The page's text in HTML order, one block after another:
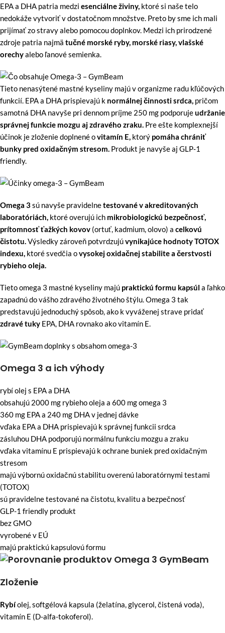
EPA a DHA patria medzi esenciálne živiny, ktoré si naše telo
nedokáže vytvoriť v dostatočnom množstve. Preto by sme ich mali
prijímať zo stravy alebo pomocou doplnkov. Medzi ich prirodzené
zdroje patria najmä tučné morské ryby, morské riasy, vlašské
orechyalebo ľanové semienka.
Tieto nenasýtené mastné kyseliny majú v organizme radu kľúčových
funkcií. EPA a DHA prispievajú k normálnej činnosti srdca, pričom
samotná DHA navyše pri dennom príjme 250 mg podporujeudržanie
správnej funkcie mozgu aj zdravého zraku. Pre ešte komplexnejší
účinok je zloženie doplnené ovitamín E, ktorý pomáha chrániť
bunky pred oxidačným stresom. Produkt je navyše aj GLP‑1
friendly.
Omega 3sú navyše pravidelnetestované v akreditovaných
laboratóriách, ktoré overujú ich mikrobiologickú bezpečnosť,
prítomnosť ťažkých kovov (ortuť, kadmium, olovo) a celkovú
čistotu. Výsledky zároveň potvrdzujúvynikajúce hodnoty TOTOX
indexu, ktoré svedčia ovysokej oxidačnej stabilite a čerstvosti
rybieho oleja.
Tieto omega 3 mastné kyseliny majú praktickú formu kapsúl a ľahko
zapadnú do vášho zdravého životného štýlu. Omega 3 tak
predstavujú jednoduchý spôsob, ako k vyváženej strave pridať
zdravé tuky EPA, DHA rovnako ako vitamín E.
Omega 3 a ich výhody
rybí olej s EPA a DHA
obsahujú 2000 mg rybieho oleja a 600 mg omega 3
360 mg EPA a 240 mg DHA v jednej dávke
vďaka EPA a DHA prispievajú k správnej funkcii srdca
zásluhou DHA podporujú normálnu funkciu mozgu a zraku
vďaka vitamínu E prispievajú k ochrane buniek pred oxidačným
stresom
majú výbornú oxidačnú stabilitu overenú laboratórnymi testami
(TOTOX)
sú pravidelne testované na čistotu, kvalitu a bezpečnosť
GLP-1 friendly produkt
bez GMO
vyrobené v EÚ
majú praktickú kapsulovú formu
Zloženie
Rybíolej, softgélová kapsula (želatína, glycerol, čistená voda),
vitamín E (D-alfa-tokoferol).